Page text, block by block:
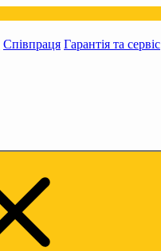
Співпраця Гарантія та сервіс